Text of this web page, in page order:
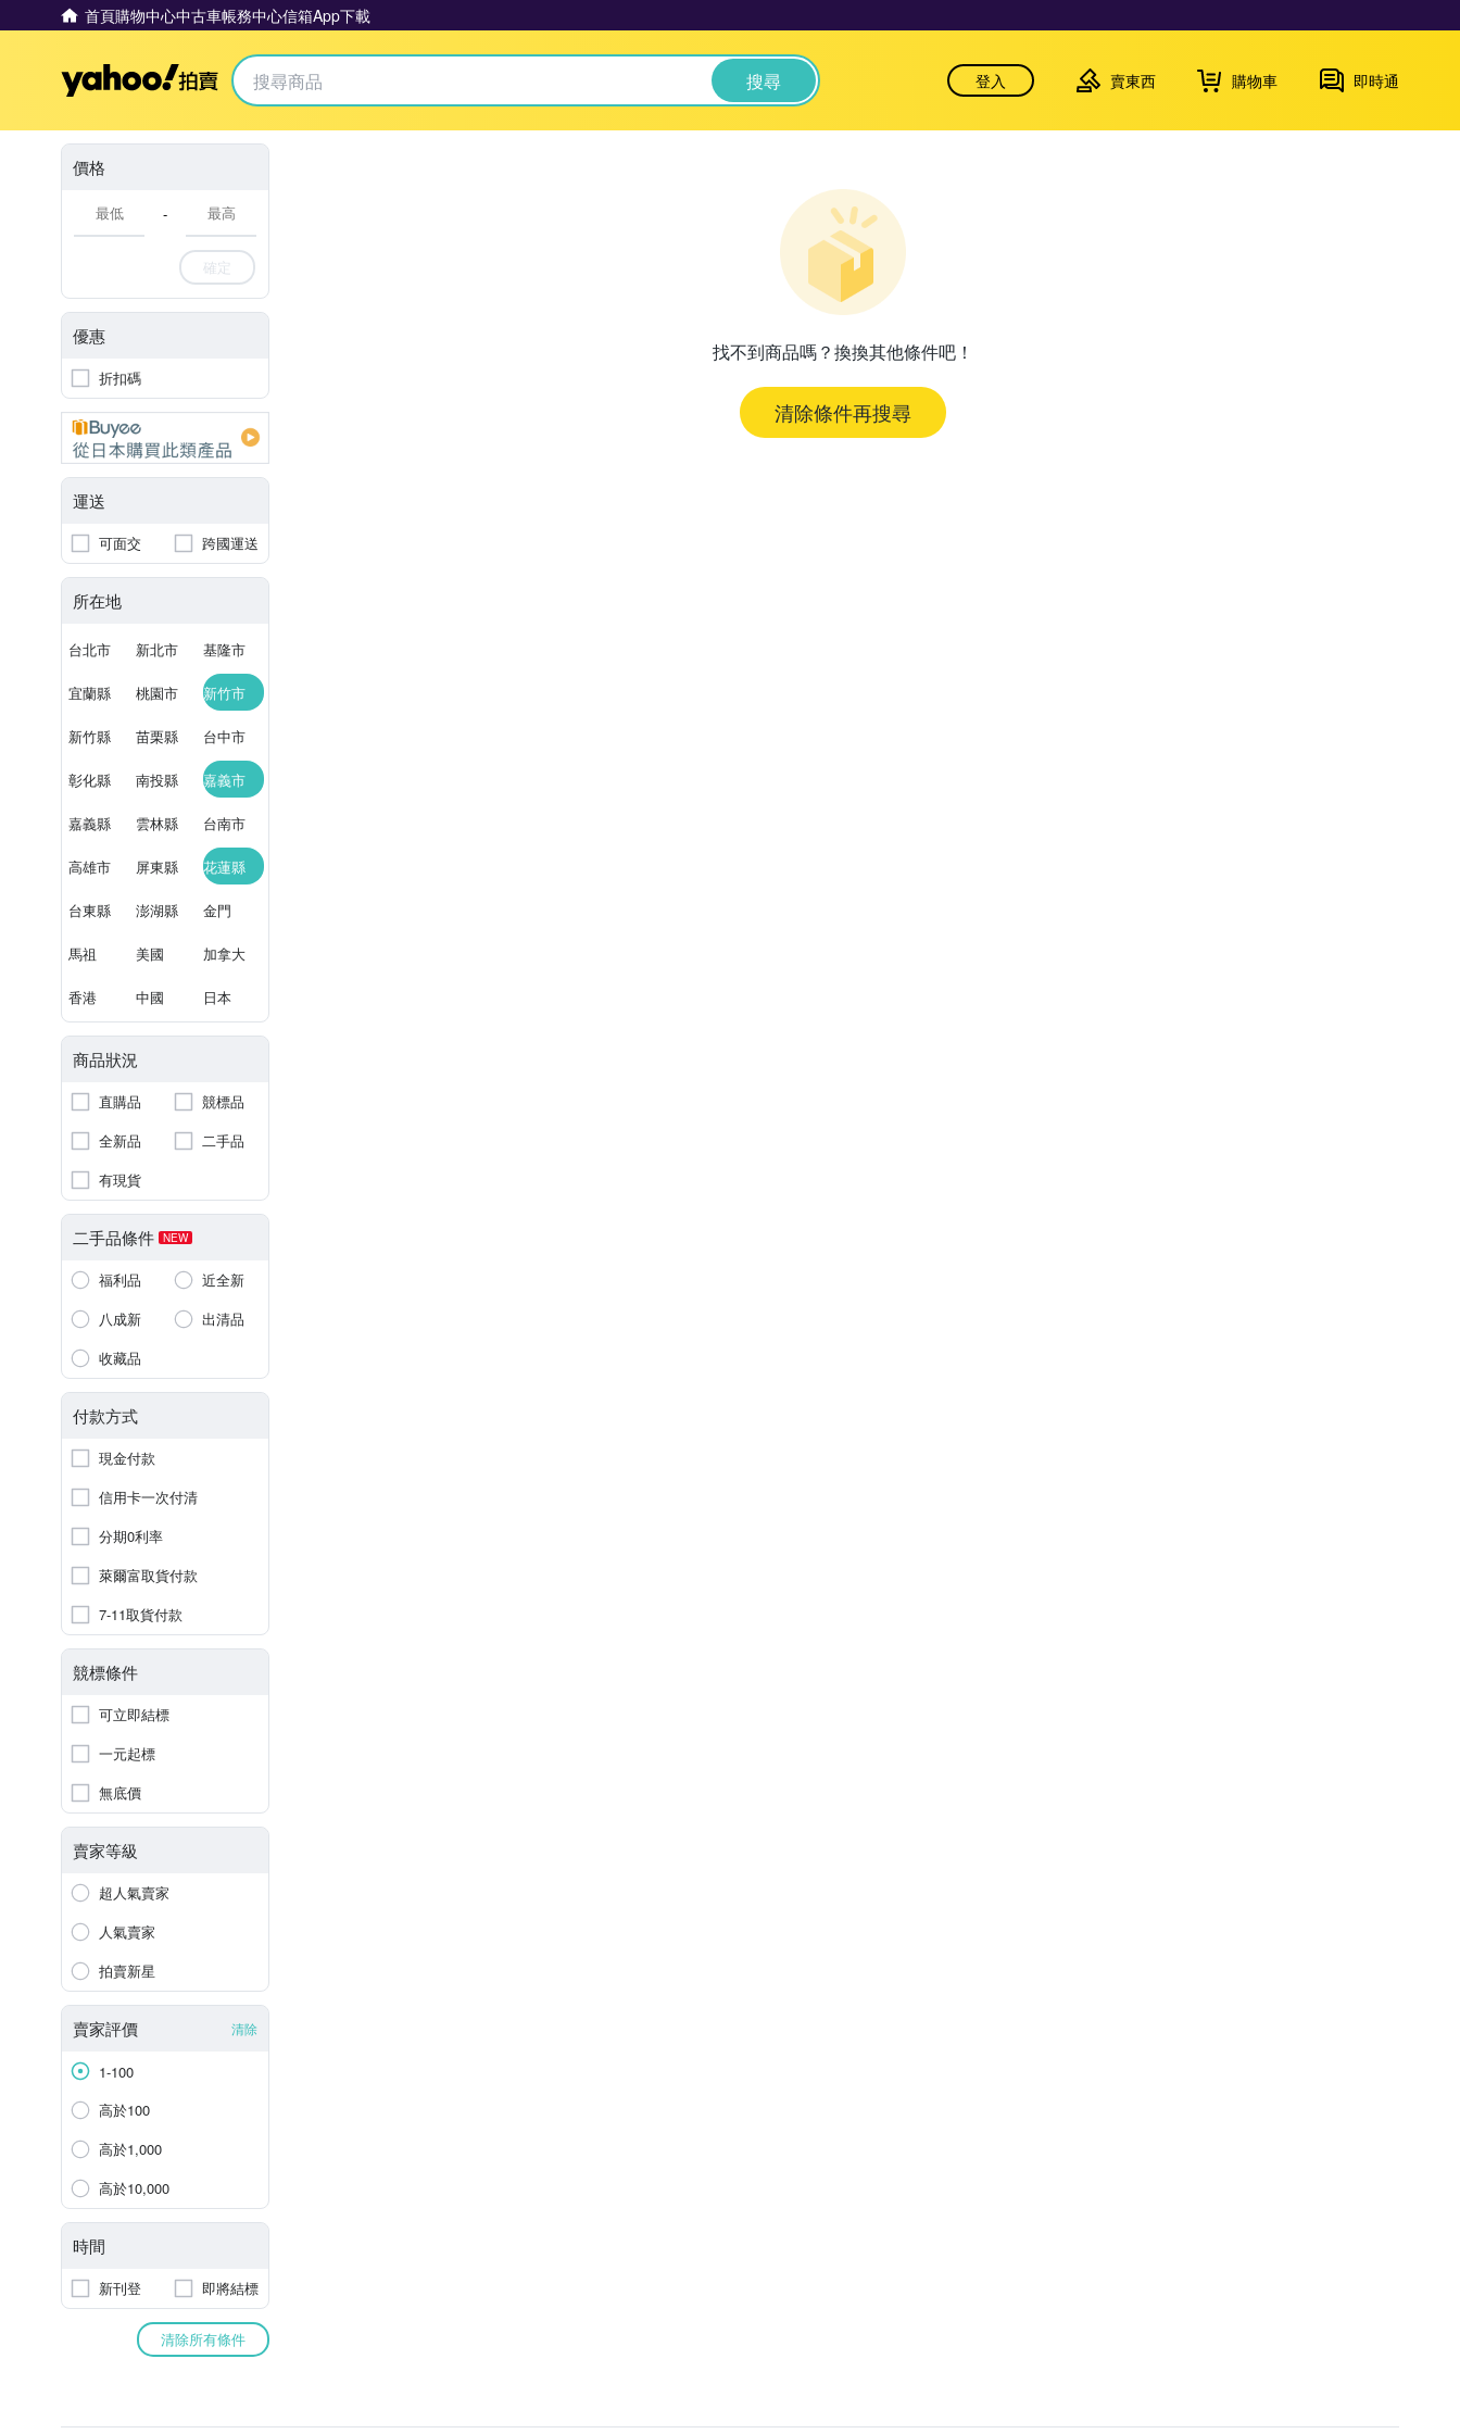
首頁購物中心中古車帳務中心信箱App下載
Yahoo拍賣 搜尋 登入 賣東西 購物車 即時通
價格
-
確定
優惠
折扣碼
運送
可面交 跨國運送
所在地
台北市 新北市 基隆市
宜蘭縣 桃園市 新竹市
新竹縣 苗栗縣 台中市
彰化縣 南投縣 嘉義市
嘉義縣 雲林縣 台南市
高雄市 屏東縣 花蓮縣
台東縣 澎湖縣 金門
馬祖 美國 加拿大
香港 中國 日本
商品狀況
直購品
競標品
全新品
二手品
有現貨
二手品條件 NEW
福利品
近全新
八成新
出清品
收藏品
付款方式
現金付款
信用卡一次付清
分期0利率
萊爾富取貨付款
7-11取貨付款
競標條件
可立即結標
一元起標
無底價
賣家等級
超人氣賣家
人氣賣家
拍賣新星
賣家評價 清除
1-100
高於100
高於1,000
高於10,000
時間
新刊登 即將結標
清除所有條件
找不到商品嗎？換換其他條件吧！
清除條件再搜尋